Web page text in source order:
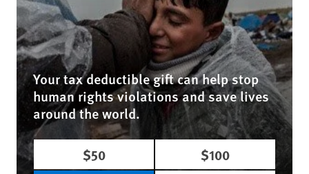
Your tax deductible gift can help stop
human rights violations and save lives
around the world.
$50
$100